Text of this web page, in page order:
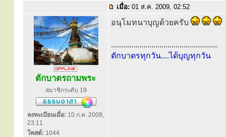
เมื่อ: 01 ส.ค. 2009, 02:52
ตักบาตรถามพระ
สมาชิกระดับ 19
ลงทะเบียนเมื่อ: 10 ก.ค. 2009,
23:11
โพสต์: 1044
อนุโมทนาบุญด้วยครับ
.....................................................
ตักบาตรทุกวัน....ได้บุญทุกวัน